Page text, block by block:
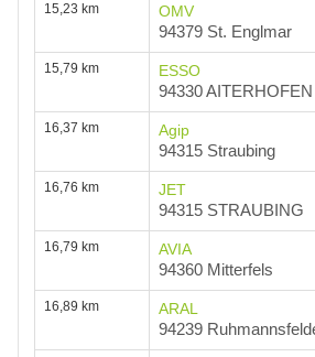
15,23 km
OMV
94379 St. Englmar
15,79 km
ESSO
94330 AITERHOFEN
16,37 km
Agip
94315 Straubing
16,76 km
JET
94315 STRAUBING
16,79 km
AVIA
94360 Mitterfels
16,89 km
ARAL
94239